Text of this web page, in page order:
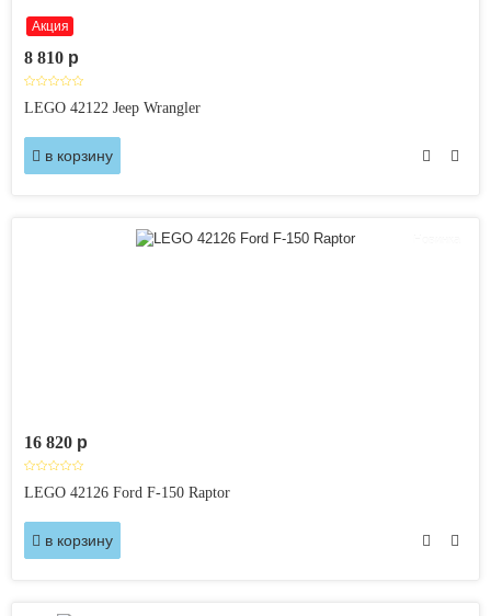
Акция
8 810 p
LEGO 42122 Jeep Wrangler
в корзину
16 820 p
LEGO 42126 Ford F-150 Raptor
в корзину